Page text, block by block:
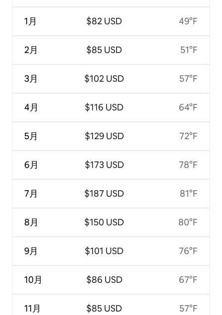
1月
2月
3月
4月
5月
6月
7月
8月
9月
10月
11月
$82 USD
$85 USD
$102 USD
$116 USD
$129 USD
$173 USD
$187 USD
$150 USD
$101 USD
$86 USD
$85 USD
49°F
51°F
57°F
64°F
72°F
78°F
81°F
80°F
76°F
67°F
57°F